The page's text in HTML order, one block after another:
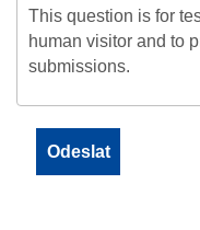
This question is for
human visitor and to
submissions.